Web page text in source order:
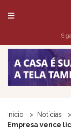
Início
Notícias
Empresa vence